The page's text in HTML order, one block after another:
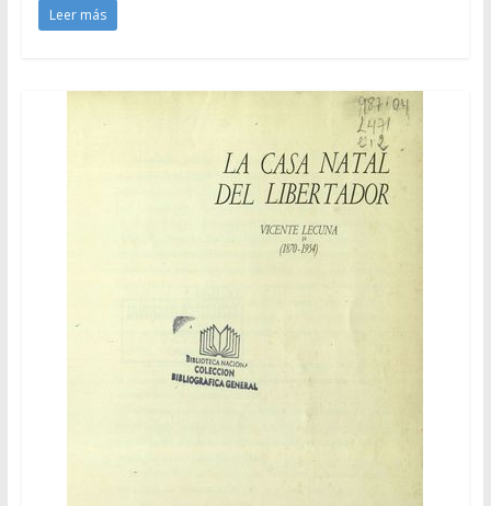
Leer más